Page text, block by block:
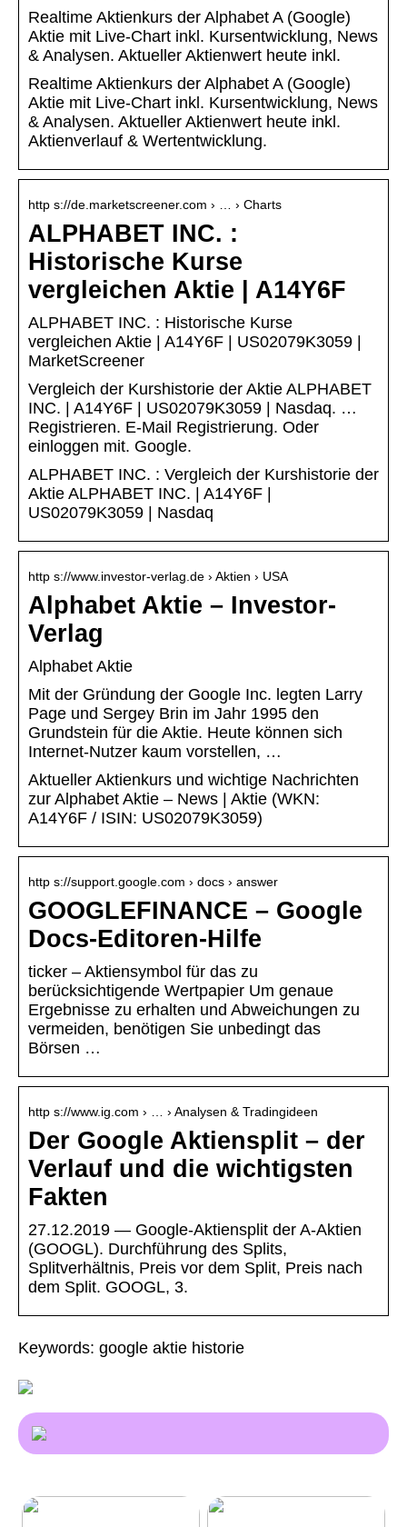
Realtime Aktienkurs der Alphabet A (Google)
Aktie mit Live-Chart inkl. Kursentwicklung, News
& Analysen. Aktueller Aktienwert heute inkl.
Realtime Aktienkurs der Alphabet A (Google)
Aktie mit Live-Chart inkl. Kursentwicklung, News
& Analysen. Aktueller Aktienwert heute inkl.
Aktienverlauf & Wertentwicklung.
http s://de.marketscreener.com › … › Charts
ALPHABET INC. :
Historische Kurse
vergleichen Aktie | A14Y6F
ALPHABET INC. : Historische Kurse
vergleichen Aktie | A14Y6F | US02079K3059 |
MarketScreener
Vergleich der Kurshistorie der Aktie ALPHABET
INC. | A14Y6F | US02079K3059 | Nasdaq. …
Registrieren. E-Mail Registrierung. Oder
einloggen mit. Google.
ALPHABET INC. : Vergleich der Kurshistorie der
Aktie ALPHABET INC. | A14Y6F |
US02079K3059 | Nasdaq
http s://www.investor-verlag.de › Aktien › USA
Alphabet Aktie – Investor-
Verlag
Alphabet Aktie
Mit der Gründung der Google Inc. legten Larry
Page und Sergey Brin im Jahr 1995 den
Grundstein für die Aktie. Heute können sich
Internet-Nutzer kaum vorstellen, …
Aktueller Aktienkurs und wichtige Nachrichten
zur Alphabet Aktie – News | Aktie (WKN:
A14Y6F / ISIN: US02079K3059)
http s://support.google.com › docs › answer
GOOGLEFINANCE – Google
Docs-Editoren-Hilfe
ticker – Aktiensymbol für das zu
berücksichtigende Wertpapier Um genaue
Ergebnisse zu erhalten und Abweichungen zu
vermeiden, benötigen Sie unbedingt das
Börsen …
http s://www.ig.com › … › Analysen & Tradingideen
Der Google Aktiensplit – der
Verlauf und die wichtigsten
Fakten
27.12.2019 — Google-Aktiensplit der A-Aktien
(GOOGL). Durchführung des Splits,
Splitverhältnis, Preis vor dem Split, Preis nach
dem Split. GOOGL, 3.
Keywords: google aktie historie